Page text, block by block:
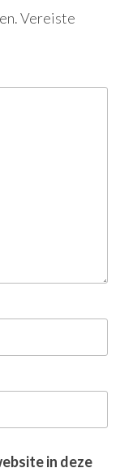
Vereiste
in deze